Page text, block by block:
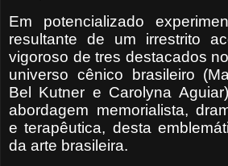
Em potencializado
resultante de um irrestrito
vigoroso de tres destacados
universo cênico brasileiro
Bel Kutner e Carolyna
abordagem memorialista,
e terapêutica, desta
da arte brasileira.